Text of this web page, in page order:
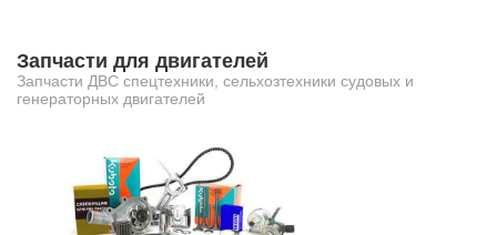
Запчасти для двигателей
Запчасти ДВС спецтехники, сельхозтехники судовых и
генераторных двигателей